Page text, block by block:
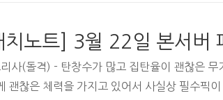
시우의 노래 범위 30m → 10m - 치유의 노래 치
25% 감소 - 벽 탈 때 이동속도 20% 증..
사(돌격) - 탄창수가 많고 집탄율이 괜찮은 무
괜찮은 체력을 가지고 있어서 사실상 필수픽이